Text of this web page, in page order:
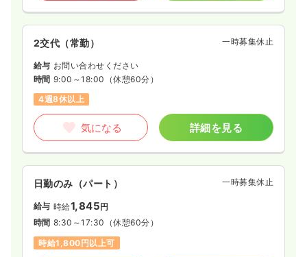
2交代（常勤） 一時募集休止
給与 お問い合わせください
時間 9:00～18:00 （休憩60分）
4週8休以上
気になる 詳細を見る
日勤のみ（パート） 一時募集休止
給与 時給1,845円
時間 8:30～17:30 （休憩60分）
時給1,800円以上可